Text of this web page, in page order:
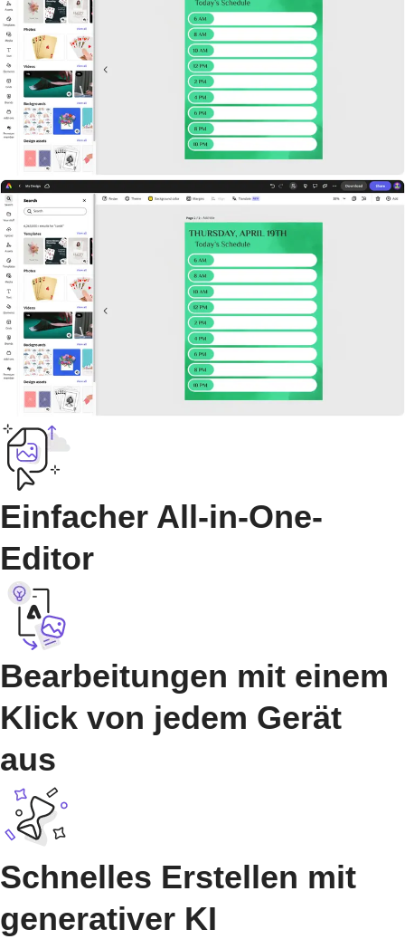
Einfacher All-in-One-
Editor
Bearbeitungen mit einem
Klick von jedem Gerät
aus
Schnelles Erstellen mit
generativer KI